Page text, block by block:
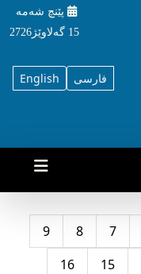
پێنچ شه‌مه‌
15 گه‌لاوێژ2726
English فارسی
7
8
9
15
16